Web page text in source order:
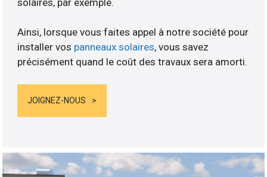
Ainsi, lorsque vous faites appel à notre société pour
installer vos panneaux solaires, vous savez
précisément quand le coût des travaux sera amorti.
JOIGNEZ-NOUS